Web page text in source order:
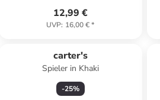
12,99 €
UVP: 16,00 €*
carter's
Spieler in Khaki
-25%